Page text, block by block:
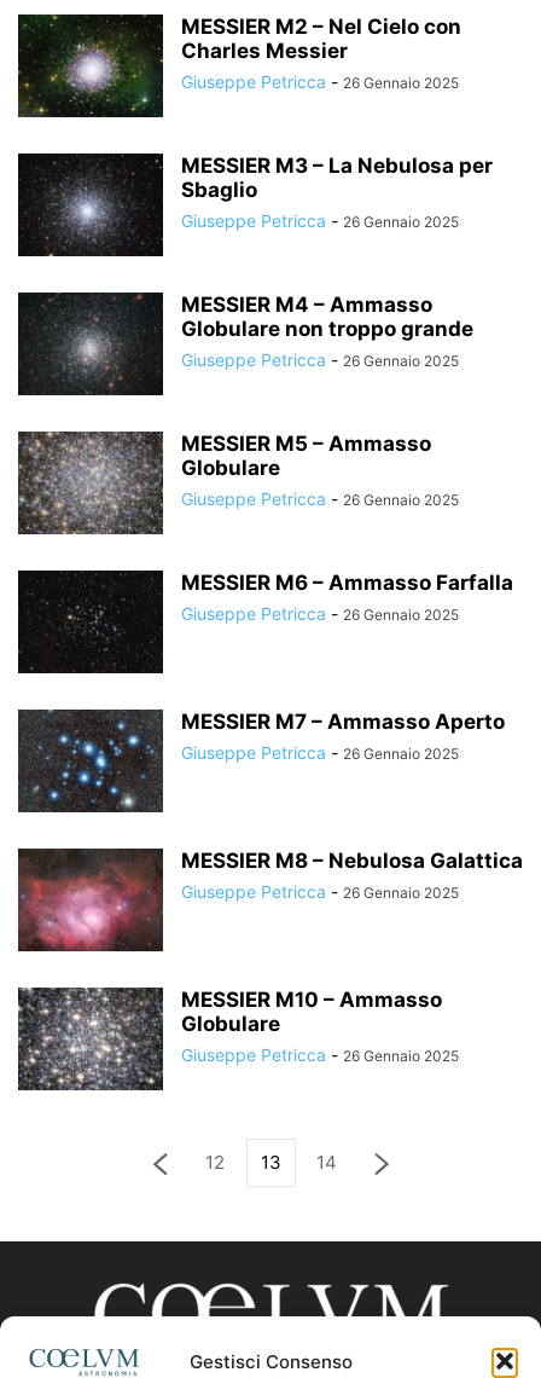
Gestisci Consenso
MESSIER M2 – Nel Cielo con
Charles Messier
Giuseppe Petricca - 26 Gennaio 2025
MESSIER M3 – La Nebulosa per
Sbaglio
Giuseppe Petricca - 26 Gennaio 2025
MESSIER M4 – Ammasso
Globulare non troppo grande
Giuseppe Petricca - 26 Gennaio 2025
MESSIER M5 – Ammasso
Globulare
Giuseppe Petricca - 26 Gennaio 2025
MESSIER M6 – Ammasso Farfalla
Giuseppe Petricca - 26 Gennaio 2025
MESSIER M7 – Ammasso Aperto
Giuseppe Petricca - 26 Gennaio 2025
MESSIER M8 – Nebulosa Galattica
Giuseppe Petricca - 26 Gennaio 2025
MESSIER M10 – Ammasso
Globulare
Giuseppe Petricca - 26 Gennaio 2025
12 13 14